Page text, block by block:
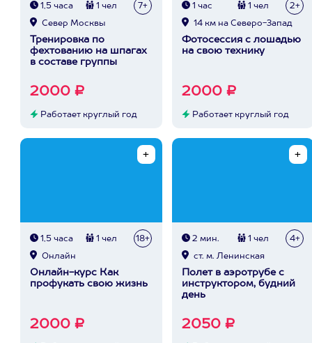
1,5 часа 1 чел 7+
Север Москвы
Тренировка по
фехтованию на шпагах
в составе группы
2000 ₽
Работает круглый год
1 час 1 чел 2+
14 км на Северо-Запад
Фотосессия с лошадью
на свою технику
2000 ₽
Работает круглый год
1,5 часа 1 чел 18+
Онлайн
Онлайн-курс Как
профукать свою жизнь
2000 ₽
2 мин. 1 чел 4+
ст. м. Ленинская
Полет в аэротрубе с
инструктором, будний
день
2050 ₽